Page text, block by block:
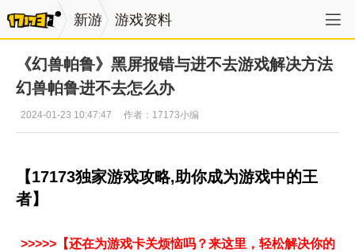
新游 游戏资料
《幻兽帕鲁》黑屏报错与进不去游戏解决方法
幻兽帕鲁进不去怎么办
2024-01-23 10:47:47 作者：17173小编
【17173独家游戏攻略,助你成为游戏中的王
者】
>>>>>【还在为游戏卡关烦恼吗？来这里，轻松解决你的